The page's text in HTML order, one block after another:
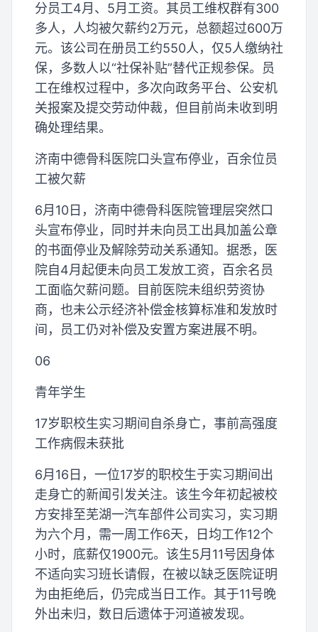
分员工4月、5月工资。其员工维权群有300
多人，人均被欠薪约2万元，总额超过600万
元。该公司在册员工约550人，仅5人缴纳社
保，多数人以“社保补贴”替代正规参保。员
工在维权过程中，多次向政务平台、公安机
关报案及提交劳动仲裁，但目前尚未收到明
确处理结果。
济南中德骨科医院口头宣布停业，百余位员
工被欠薪
6月10日，济南中德骨科医院管理层突然口
头宣布停业，同时并未向员工出具加盖公章
的书面停业及解除劳动关系通知。据悉，医
院自4月起便未向员工发放工资，百余名员
工面临欠薪问题。目前医院未组织劳资协
商，也未公示经济补偿金核算标准和发放时
间，员工仍对补偿及安置方案进展不明。
06
青年学生
17岁职校生实习期间自杀身亡，事前高强度
工作病假未获批
6月16日，一位17岁的职校生于实习期间出
走身亡的新闻引发关注。该生今年初起被校
方安排至芜湖一汽车部件公司实习，实习期
为六个月，需一周工作6天，日均工作12个
小时，底薪仅1900元。该生5月11号因身体
不适向实习班长请假，在被以缺乏医院证明
为由拒绝后，仍完成当日工作。其于11号晚
外出未归，数日后遗体于河道被发现。